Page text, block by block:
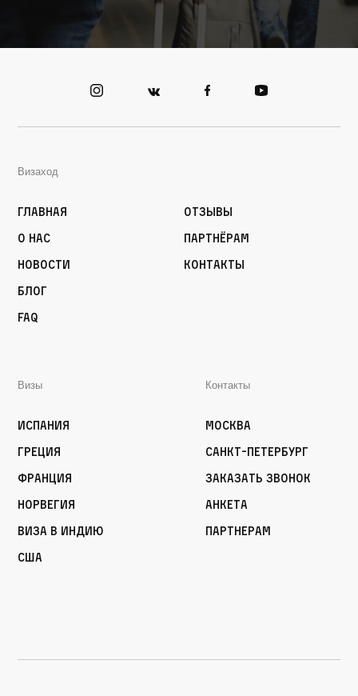
Визаход
Главная
О нас
Новости
Блог
FAQ
Отзывы
Партнёрам
Контакты
Визы
Испания
Греция
Франция
Норвегия
Виза в Индию
США
Контакты
Москва
Санкт-Петербург
Заказать звонок
Анкета
Партнерам